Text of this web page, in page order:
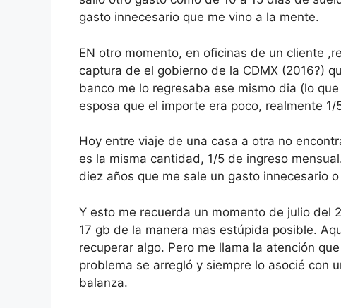
gasto innecesario que me vino a la mente.
EN otro momento, en oficinas de un cliente
captura de el gobierno de la CDMX (2016?)
banco me lo regresaba ese mismo dia (lo
esposa que el importe era poco, realmente
Hoy entre viaje de una casa a otra no
es la misma cantidad, 1/5 de ingreso
diez años que me sale un gasto innecesario
Y esto me recuerda un momento de julio del
17 gb de la manera mas estúpida posible.
recuperar algo. Pero me llama la atención
problema se arregló y siempre lo asocié con
balanza.